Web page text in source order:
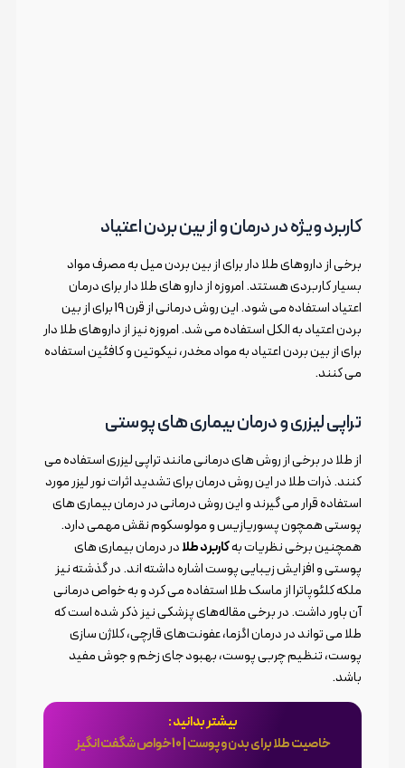
کاربرد ویژه در درمان و از بین بردن اعتیاد
برخی از داروهای طلا دار برای از بین بردن میل به مصرف مواد
بسیار کاربردی هستتد. امروزه از دارو های طلا دار برای درمان
اعتیاد استفاده می شود. این روش درمانی از قرن 19 برای از بین
بردن اعتیاد به الکل استفاده می شد. امروزه نیز از داروهای طلا دار
برای از بین بردن اعتیاد به مواد مخدر، نیکوتین و کافئین استفاده
می کنند.
تراپی لیزری و درمان بیماری های پوستی
از طلا در برخی از روش های درمانی مانند تراپی لیزری استفاده می
کنند. ذرات طلا در این روش درمان برای تشدید اثرات نور لیزر مورد
استفاده قرار می گیرند و این روش درمانی در درمان بیماری های
پوستی همچون پسوریازیس و مولوسکوم نقش مهمی دارد.
همچنین برخی نظریات بهکاربرد طلادر درمان بیماری های
پوستی و افزایش زیبایی پوست اشاره داشته اند. در گذشته نیز
ملکه کلئوپاترا از ماسک طلا استفاده می کرد و به خواص درمانی
آن باور داشت. در برخی مقاله‌های پزشکی نیز ذکر شده است که
طلا می تواند در درمان اگزما، عفونت‌های قارچی، کلاژن سازی
پوست، تنظیم چربی پوست، بهبود جای زخم و جوش مفید
باشد.
بیشتر بدانید :
خاصیت طلا برای بدن و پوست | 10خواص شگفت انگیز